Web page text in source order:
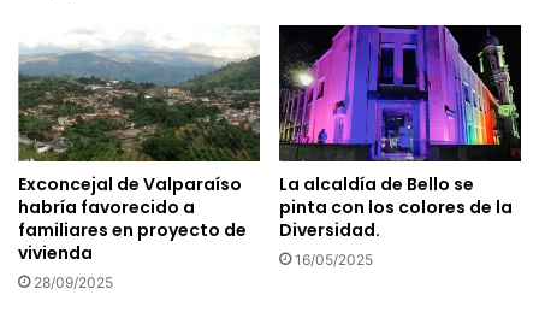
Exconcejal de Valparaíso
habría favorecido a
familiares en proyecto de
vivienda
28/09/2025
La alcaldía de Bello se
pinta con los colores de la
Diversidad.
16/05/2025